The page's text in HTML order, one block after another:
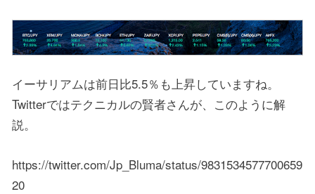
イーサリアムは前日比5.5％も上昇していますね。
Twitterではテクニカルの賢者さんが、このように解
説。
https://twitter.com/Jp_Bluma/status/9831534577700659
20